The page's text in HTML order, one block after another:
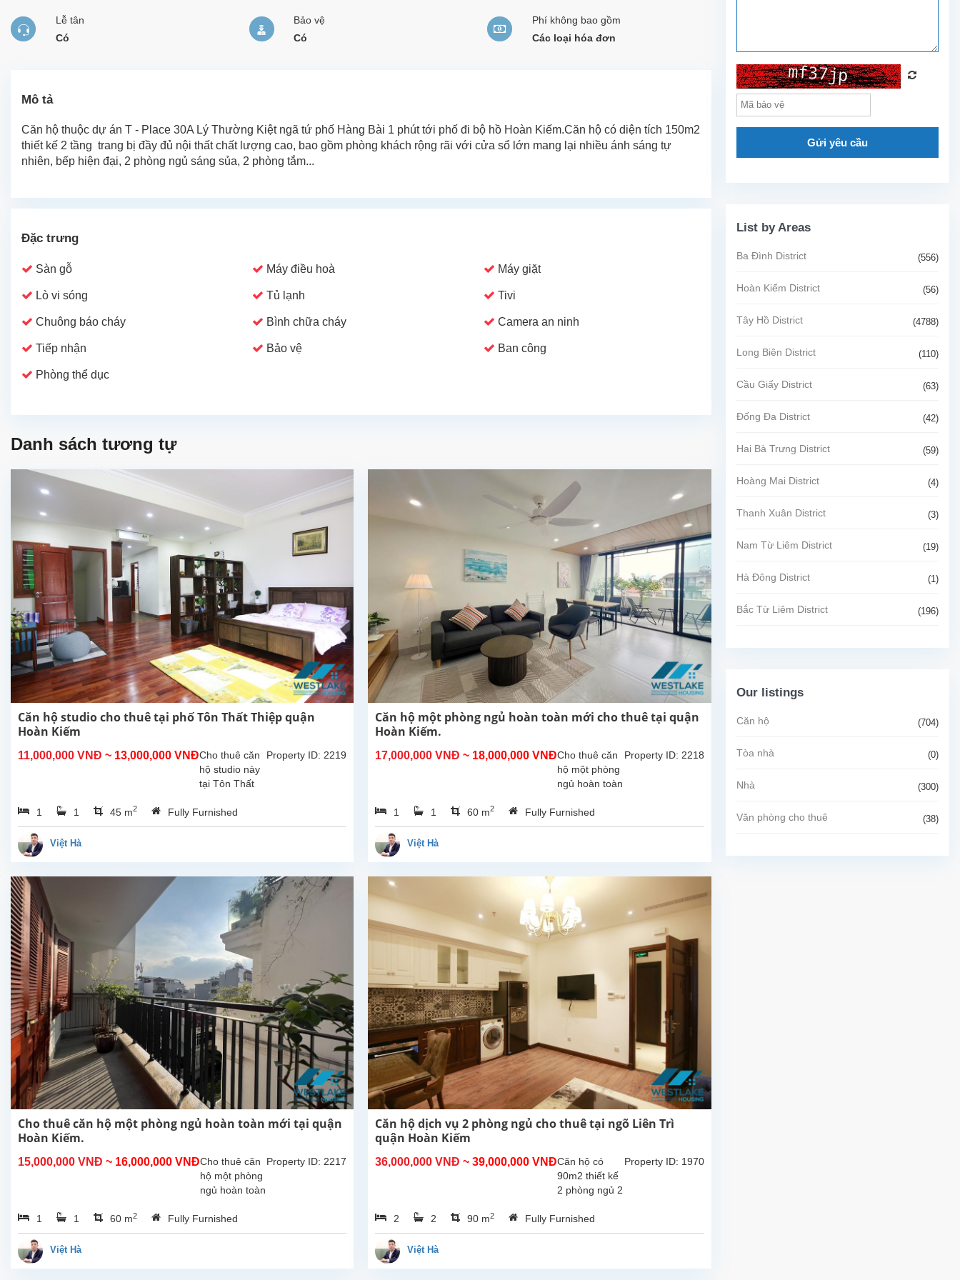
Lễ tân
Có
Bảo vệ
Có
Phí không bao gồm
Các loại hóa đơn
Mô tả
Căn hộ thuộc dự án T - Place 30A Lý Thường Kiệt ngã tứ phố Hàng Bài 1 phút tới phố đi bộ hồ Hoàn Kiếm.Căn hộ có diện tích 150m2
thiết kế 2 tầng trang bị đầy đủ nội thất chất lượng cao, bao gồm phòng khách rộng rãi với cửa sổ lớn mang lại nhiều ánh sáng tự
nhiên, bếp hiện đại, 2 phòng ngủ sáng sủa, 2 phòng tắm...
Đặc trưng
Sàn gỗ Máy điều hoà Máy giặt
Lò vi sóng Tủ lạnh Tivi
Chuông báo cháy Bình chữa cháy Camera an ninh
Tiếp nhận Bảo vệ Ban công
Phòng thể dục
Danh sách tương tự
Căn hộ studio cho thuê tại phố Tôn Thất Thiệp quận
Hoàn Kiếm
11,000,000 VNĐ ~ 13,000,000 VNĐ Property ID: 2219
Cho thuê căn
hộ studio này
tại Tôn Thất
Kiếm, với đầy
đủ nội thất,
gian sinh hoạt
khép...
1 1 45 m2 Fully Furnished
Việt Hà
Căn hộ một phòng ngủ hoàn toàn mới cho thuê tại quận
Hoàn Kiếm.
17,000,000 VNĐ ~ 18,000,000 VNĐ Property ID: 2218
Cho thuê căn
hộ một phòng
ngủ hoàn toàn
Thất Thiệp,
Hòan Kiếm,
1 1 60 m2 Fully Furnished
Việt Hà
Cho thuê căn hộ một phòng ngủ hoàn toàn mới tại quận
Hoàn Kiếm.
15,000,000 VNĐ ~ 16,000,000 VNĐ Property ID: 2217
Cho thuê căn
hộ một phòng
ngủ hoàn toàn
Thất Thiệp,
Hòan Kiếm,
1 1 60 m2 Fully Furnished
Việt Hà
Căn hộ dịch vụ 2 phòng ngủ cho thuê tại ngõ Liên Trì
quận Hoàn Kiếm
36,000,000 VNĐ ~ 39,000,000 VNĐ Property ID: 1970
Căn hộ có
90m2 thiết kế
2 phòng ngủ 2
phòng khách
bếp không
2 2 90 m2 Fully Furnished
Việt Hà
Gửi yêu cầu
List by Areas
Ba Đình District (556)
Hoàn Kiếm District (56)
Tây Hồ District (4788)
Long Biên District (110)
Cầu Giấy District (63)
Đống Đa District (42)
Hai Bà Trưng District (59)
Hoàng Mai District (4)
Thanh Xuân District (3)
Nam Từ Liêm District (19)
Hà Đông District (1)
Bắc Từ Liêm District (196)
Our listings
Căn hộ (704)
Tòa nhà (0)
Nhà (300)
Văn phòng cho thuê (38)